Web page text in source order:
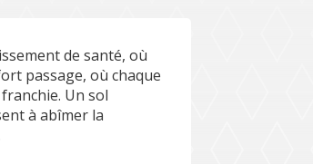
de santé, où
passage, où chaque
Un sol
à abîmer la